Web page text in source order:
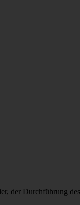
der Durchführung